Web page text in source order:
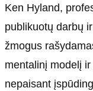
Ken Hyland,
publikuotų darbų
žmogus
mentalinį modelį
nepaisant